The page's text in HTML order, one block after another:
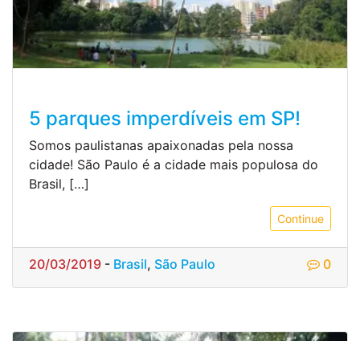
5 parques imperdíveis em SP!
Somos paulistanas apaixonadas pela nossa
cidade! São Paulo é a cidade mais populosa do
Brasil, […]
Continue
20/03/2019 - Brasil, São Paulo 0